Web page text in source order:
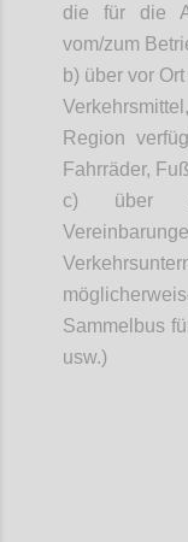
die für die
vom/zum
b) über vor
Region
Fahrräder,
c) über
Sammelbus
usw.)